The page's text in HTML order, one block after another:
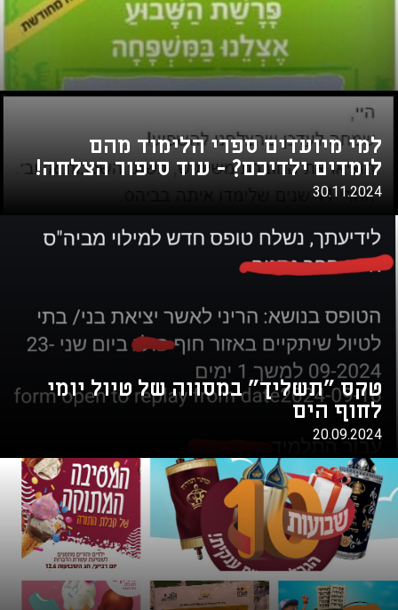
למי מיועדים ספרי הלימוד מהם
לומדים ילדיכם? - עוד סיפור הצלחה!
30.11.2024
טקס "תשליך" במסווה של טיול יומי
לחוף הים
20.09.2024